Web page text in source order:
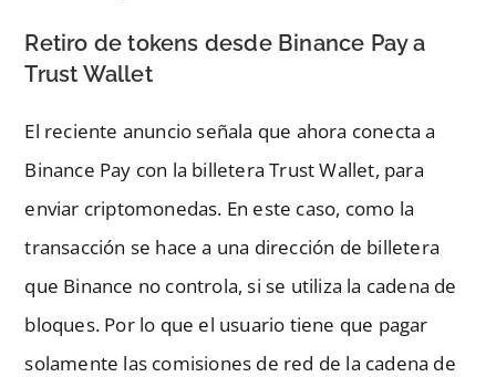
Retiro de tokens desde Binance Pay a
Trust Wallet
El reciente anuncio señala que ahora conecta a
Binance Pay con la billetera Trust Wallet, para
enviar criptomonedas. En este caso, como la
transacción se hace a una dirección de billetera
que Binance no controla, si se utiliza la cadena de
bloques. Por lo que el usuario tiene que pagar
solamente las comisiones de red de la cadena de